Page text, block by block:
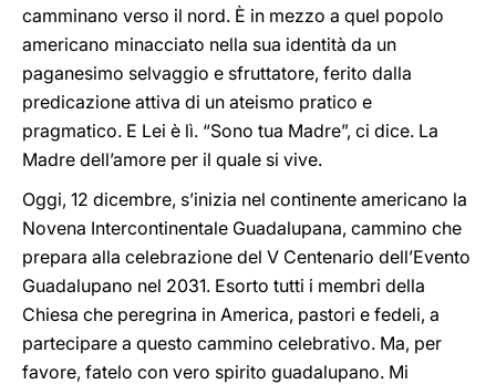
camminano verso il nord. È in mezzo a quel popolo
americano minacciato nella sua identità da un
paganesimo selvaggio e sfruttatore, ferito dalla
predicazione attiva di un ateismo pratico e
pragmatico. E Lei è lì. “Sono tua Madre”, ci dice. La
Madre dell’amore per il quale si vive.
Oggi, 12 dicembre, s’inizia nel continente americano la
Novena Intercontinentale Guadalupana, cammino che
prepara alla celebrazione del V Centenario dell’Evento
Guadalupano nel 2031. Esorto tutti i membri della
Chiesa che peregrina in America, pastori e fedeli, a
partecipare a questo cammino celebrativo. Ma, per
favore, fatelo con vero spirito guadalupano. Mi